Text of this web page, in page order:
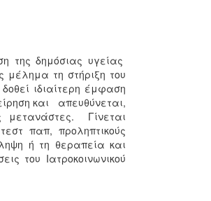
της δημόσιας υγείας
μέλημα τη στήριξη του
ιδιαίτερη έμφαση
και απευθύνεται,
μετανάστες. Γίνεται
παπ, προληπτικούς
ή τη θεραπεία και
του Ιατροκοινωνικού